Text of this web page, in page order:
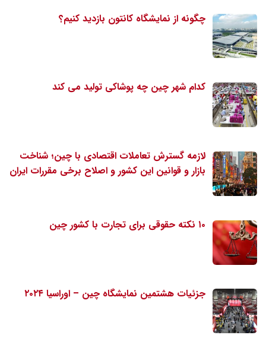
چگونه از نمایشگاه کانتون بازدید کنیم؟
کدام شهر چین چه پوشاکی تولید می کند
لازمه گسترش تعاملات اقتصادی با چین؛ شناخت
بازار و قوانین این کشور و اصلاح برخی مقررات ایران
۱۰ نکته حقوقی برای تجارت با کشور چین
جزئیات هشتمین نمایشگاه چین – اوراسیا ۲۰۲۴